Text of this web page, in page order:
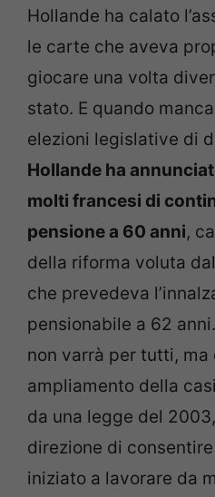
Hollande ha calato
le carte che aveva
giocare una volta
stato. E quando
elezioni legislative di
Hollande ha
molti francesi di
pensione a 60 anni,
della riforma voluta
che prevedeva
pensionabile a 62
non varrà per tutti, ma
ampliamento della
da una legge del
direzione di
iniziato a lavorare da